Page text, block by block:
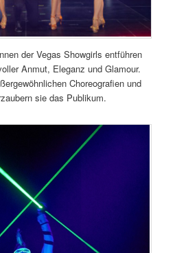
der Vegas Showgirls entführen
Anmut, Eleganz und Glamour.
Choreografien und
sie das Publikum.